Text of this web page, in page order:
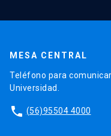
MESA CENTRAL
Teléfono para
Universidad.
phone (56)95504 4000